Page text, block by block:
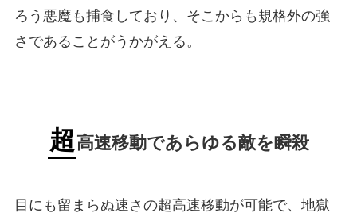
ろう悪魔も捕食しており、そこからも規格外の強
さであることがうかがえる。
超 高速移動であらゆる敵を瞬殺
目にも留まらぬ速さの超高速移動が可能で、地獄